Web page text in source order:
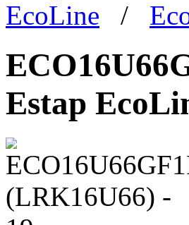
EcoLine /
Estap